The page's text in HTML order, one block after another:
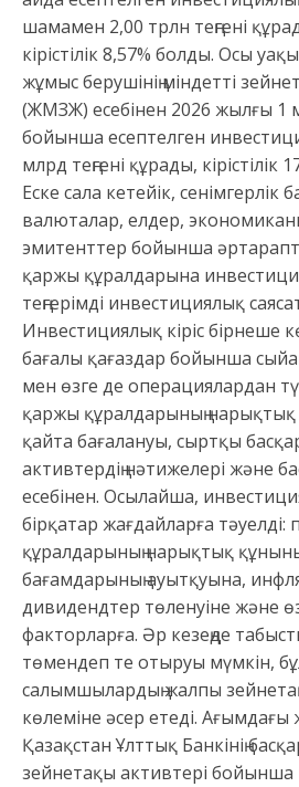
шамамен 2,00 трлн теңгені
кірістілік 8,57% болды. Осы
жұмыс берушінің міндетті
(ЖМЗЖ) есебінен 2026 жылғы 1
бойынша есептелген
млрд теңгені құрады, кірістілік
Еске сала кетейік, сенімгерлік
валюталар, елдер,
эмитенттер бойынша
қаржы құралдарына
теңгерімді инвестициялық
Инвестициялық кіріс бірнеше
бағалы қағаздар бойынша
мен өзге де операциялардан
қаржы құралдарының
қайта бағалануы, сыртқы
активтердің нәтижелері және
есебінен. Осылайша,
бірқатар жағдайларға
құралдарының нарықтық
бағамдарының ауытқуына,
дивидендтер төленуіне және
факторларға. Әр кезеңде
төмендеп те отыруы мүмкін,
салымшылардың жалпы
көлеміне әсер етеді. Ағымдағы
Қазақстан Ұлттық Банкінің
зейнетақы активтері